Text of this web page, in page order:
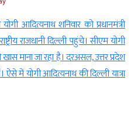
आदित्यनाथ शनिवार को प्रधानमंत्री
राजधानी दिल्ली पहुंचे। सीएम योगी
माना जा रहा है। दरअसल, उत्तर प्रदेश
में योगी आदित्यनाथ की दिल्ली यात्रा